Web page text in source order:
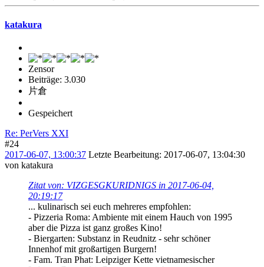
katakura
Zensor
Beiträge: 3.030
片倉
Gespeichert
Re: PerVers XXI
#24
2017-06-07, 13:00:37 Letzte Bearbeitung: 2017-06-07, 13:04:30
von katakura
Zitat von: VIZGESGKURIDNIGS in 2017-06-04,
20:19:17
... kulinarisch sei euch mehreres empfohlen:
- Pizzeria Roma: Ambiente mit einem Hauch von 1995
aber die Pizza ist ganz großes Kino!
- Biergarten: Substanz in Reudnitz - sehr schöner
Innenhof mit großartigen Burgern!
- Fam. Tran Phat: Leipziger Kette vietnamesischer